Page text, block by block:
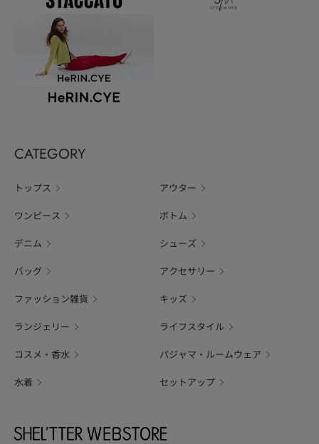
CATEGORY
トップス アウター
ワンピース ボトム
デニム シューズ
バッグ アクセサリー
ファッション雑貨 キッズ
ランジェリー ライフスタイル
コスメ・香水 パジャマ・ルームウェア
水着 セットアップ